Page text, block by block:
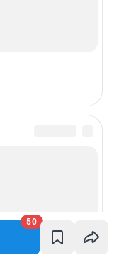
50